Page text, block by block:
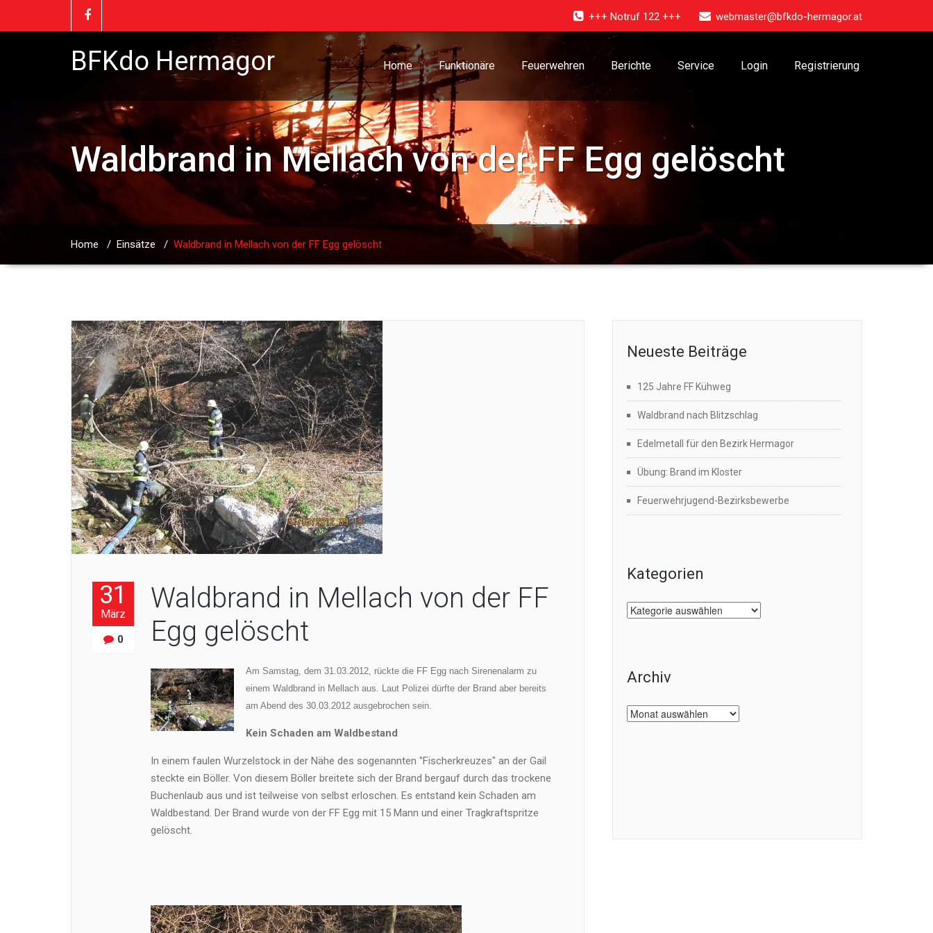
+++ Notruf 122 +++ webmaster@bfkdo-hermagor.at
BFKdo Hermagor Home Funktionäre Feuerwehren Berichte Service Login Registrierung
Waldbrand in Mellach von der FF Egg gelöscht
Home / Einsätze / Waldbrand in Mellach von der FF Egg gelöscht
31
März
0
Waldbrand in Mellach von der FF
Egg gelöscht
Am Samstag, dem 31.03.2012, rückte die FF Egg nach Sirenenalarm zu
einem Waldbrand in Mellach aus. Laut Polizei dürfte der Brand aber bereits
am Abend des 30.03.2012 ausgebrochen sein.
Kein Schaden am Waldbestand
In einem faulen Wurzelstock in der Nähe des sogenannten "Fischerkreuzes" an der Gail
steckte ein Böller. Von diesem Böller breitete sich der Brand bergauf durch das trockene
Buchenlaub aus und ist teilweise von selbst erloschen. Es entstand kein Schaden am
Waldbestand. Der Brand wurde von der FF Egg mit 15 Mann und einer Tragkraftspritze
gelöscht.
Neueste Beiträge
125 Jahre FF Kühweg
Waldbrand nach Blitzschlag
Edelmetall für den Bezirk Hermagor
Übung: Brand im Kloster
Feuerwehrjugend-Bezirksbewerbe
Kategorien
Kategorien
Archiv
Archiv